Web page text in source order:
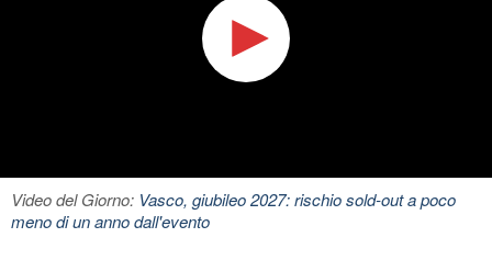
Video del Giorno: Vasco, giubileo 2027: rischio sold-out a poco
meno di un anno dall'evento